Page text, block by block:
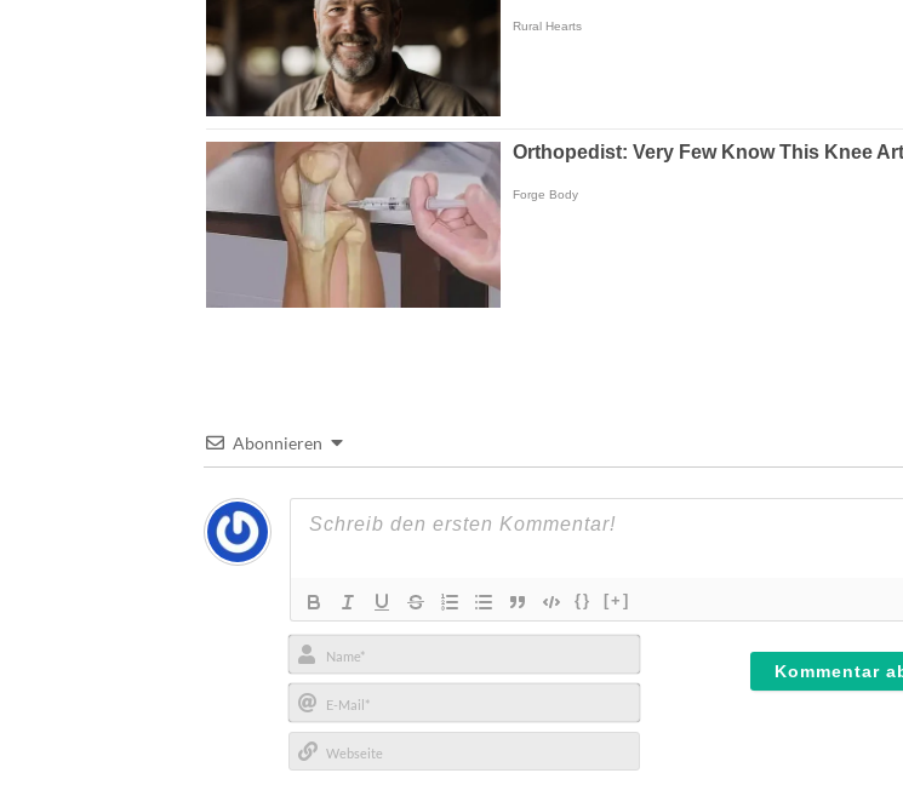
Abonnieren
{} [+]
Name*
E-
Mail*